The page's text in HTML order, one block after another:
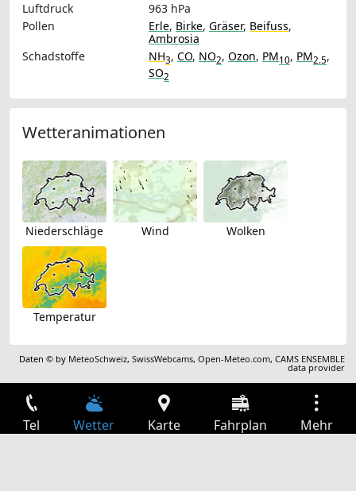
Luftdruck
963 hPa
Pollen
Erle, Birke, Gräser, Beifuss,
Ambrosia
Schadstoffe
NH3, CO, NO2, Ozon, PM10, PM2.5,
SO2
Wetteranimationen
Niederschläge Wind Wolken
Temperatur
Daten © by MeteoSchweiz,SwissWebcams,Open-Meteo.com,CAMS ENSEMBLE
data provider
Tel Wetter Karte Fahrplan Mehr